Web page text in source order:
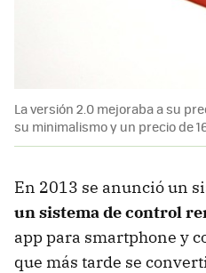
La versión 2.0 mejoraba a su
su minimalismo y un precio de
En 2013 se anunció un
un sistema de control
app para smartphone y
que más tarde se